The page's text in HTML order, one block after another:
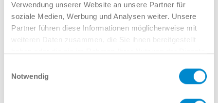
Verwendung unserer Website an unsere Partner für
soziale Medien, Werbung und Analysen weiter. Unsere
Partner führen diese Informationen möglicherweise mit
weiteren Daten zusammen, die Sie ihnen bereitgestellt
Notwendig
Michael Hellemeier
Verkauf GW
02381 7998-551